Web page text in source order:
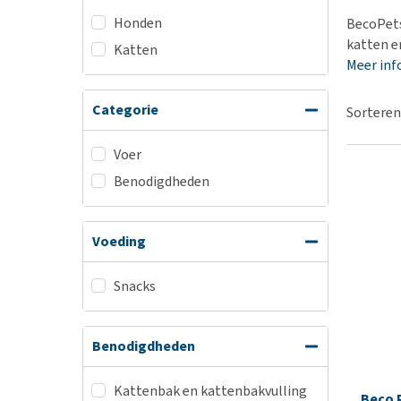
Biologisch
Vegan
Bekijk alles
Puppy apotheek
Vuurwerkangst
Bekijk alles
Honden
Katten
Categorie
Voer
Benodigdheden
Voeding
Snacks
Benodigdheden
Kattenbak en kattenbakvulling
katten
Meer